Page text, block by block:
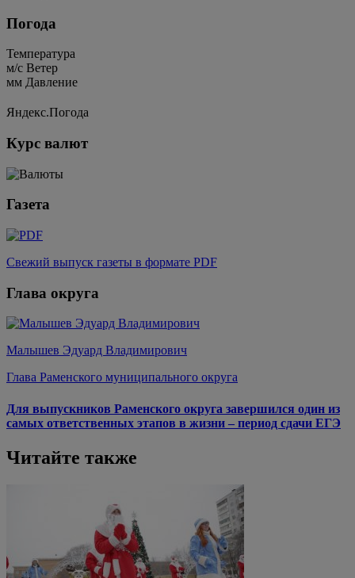
Погода
Температура
м/c Ветер
мм Давление
Яндекс.Погода
Курс валют
Газета
Свежий выпуск газеты в формате PDF
Глава округа
Малышев Эдуард Владимирович
Глава Раменского муниципального округа
Для выпускников Раменского округа завершился один из
самых ответственных этапов в жизни – период сдачи ЕГЭ
Читайте также